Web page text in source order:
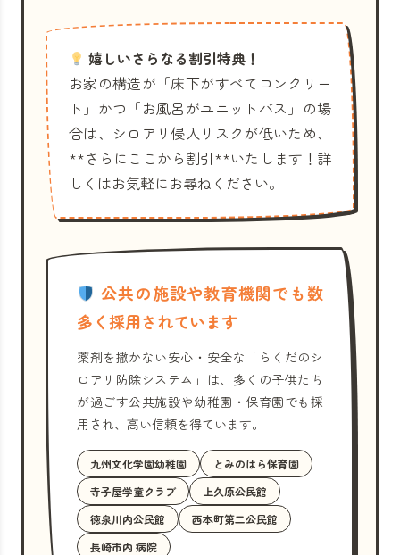
嬉しいさらなる割引特典！
お家の構造が「床下がすべてコンクリー
ト」かつ「お風呂がユニットバス」の場
合は、シロアリ侵入リスクが低いため、
**さらにここから割引**いたします！詳
しくはお気軽にお尋ねください。
公共の施設や教育機関でも数
多く採用されています
薬剤を撒かない安心・安全な「らくだのシ
ロアリ防除システム」は、多くの子供たち
が過ごす公共施設や幼稚園・保育園でも採
用され、高い信頼を得ています。
九州文化学園幼稚園
とみのはら保育園
寺子屋学童クラブ
上久原公民館
徳泉川内公民館
西本町第二公民館
長崎市内 病院